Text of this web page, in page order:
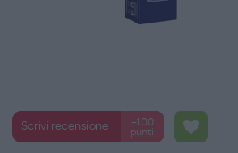
Scrivi recensione
+100
punti